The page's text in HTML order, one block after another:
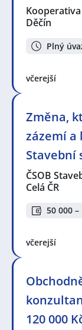
Děčín
Plný
včerejší
Změna,
zázemí a
Stavební
ČSOB
Celá ČR
50 000 –
včerejší
120 000